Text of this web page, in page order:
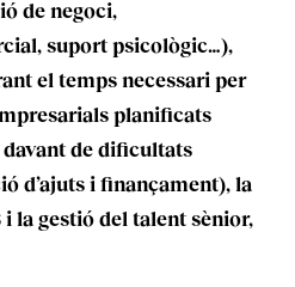
de negoci,
suport psicològic…),
el temps necessari per
planificats
de dificultats
d’ajuts i finançament), la
la gestió del talent sènior,